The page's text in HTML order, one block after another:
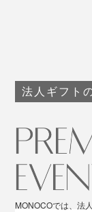
法人ギフト
MONOCOでは、法